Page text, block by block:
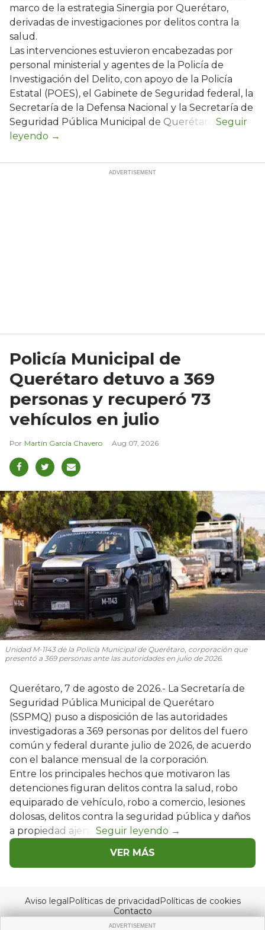
marco de la estrategia Sinergia por Querétaro,
derivadas de investigaciones por delitos contra la
salud.
Las intervenciones estuvieron encabezadas por
personal ministerial y agentes de la Policía de
Investigación del Delito, con apoyo de la Policía
Estatal (POES), el Gabinete de Seguridad federal, la
Secretaría de la Defensa Nacional y la Secretaría de
Seguridad Pública Municipal de Querétaro.
Policía Municipal de
Querétaro detuvo a 369
personas y recuperó 73
vehículos en julio
Martín García Chavero Aug 07, 2026
Unidad M-1143 de la Policía Municipal de Querétaro, corporación que
presentó a 369 personas ante las autoridades en julio de 2026.
Querétaro, 7 de agosto de 2026.- La Secretaría de
Seguridad Pública Municipal de Querétaro
(SSPMQ) puso a disposición de las autoridades
investigadoras a 369 personas por delitos del fuero
común y federal durante julio de 2026, de acuerdo
con el balance mensual de la corporación.
Entre los principales hechos que motivaron las
detenciones figuran delitos contra la salud, robo
equiparado de vehículo, robo a comercio, lesiones
dolosas, delitos contra la seguridad pública y daños
a propiedad ajena.
VER MÁS
Aviso legalPolíticas de privacidadPolíticas de cookies
Contacto